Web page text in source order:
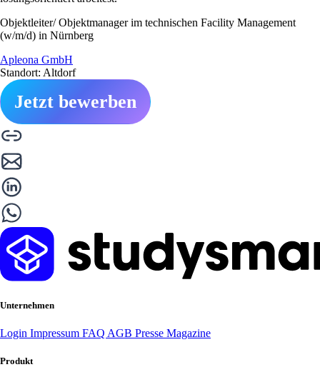
Objektleiter/ Objektmanager im technischen Facility Management
(w/m/d) in Nürnberg
Apleona GmbH
Standort: Altdorf
Jetzt bewerben
Unternehmen
Login Impressum FAQ AGB Presse Magazine
Produkt